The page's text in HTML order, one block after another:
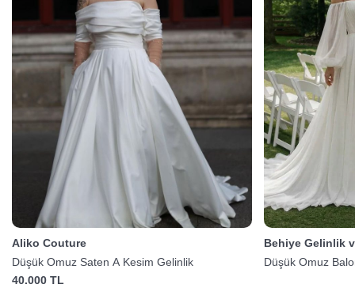
Aliko Couture
Düşük Omuz Saten A Kesim Gelinlik
40.000 TL
Behiye Gelinlik
Düşük Omuz